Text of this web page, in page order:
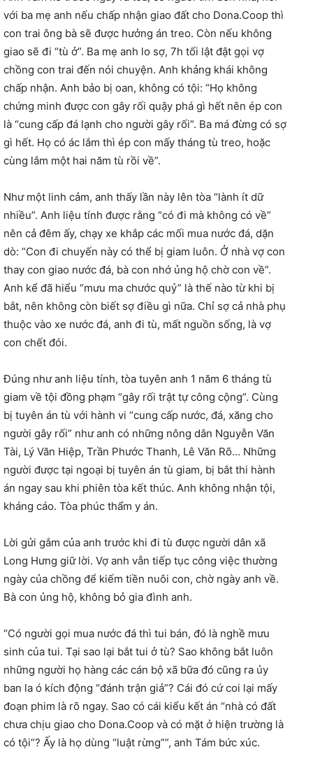
với ba mẹ anh nếu chấp nhận giao đất cho Dona.Coop thì
con trai ông bà sẽ được hưởng án treo. Còn nếu không
giao sẽ đi “tù ở”. Ba mẹ anh lo sợ, 7h tối lật đật gọi vợ
chồng con trai đến nói chuyện. Anh khảng khái không
chấp nhận. Anh bảo bị oan, không có tội: “Họ không
chứng minh được con gây rối quậy phá gì hết nên ép con
là “cung cấp đá lạnh cho người gây rối”. Ba má đừng có sợ
gì hết. Họ có ác lắm thì ép con mấy tháng tù treo, hoặc
cùng lắm một hai năm tù rồi về”.
Như một linh cảm, anh thấy lần này lên tòa “lành ít dữ
nhiều”. Anh liệu tính được rằng “có đi mà không có về”
nên cả đêm ấy, chạy xe khắp các mối mua nước đá, dặn
dò: “Con đi chuyến này có thể bị giam luôn. Ở nhà vợ con
thay con giao nước đá, bà con nhớ ủng hộ chờ con về”.
Anh kể đã hiểu “mưu ma chước quỷ” là thế nào từ khi bị
bắt, nên không còn biết sợ điều gì nữa. Chỉ sợ cả nhà phụ
thuộc vào xe nước đá, anh đi tù, mất nguồn sống, là vợ
con chết đói.
Đúng như anh liệu tính, tòa tuyên anh 1 năm 6 tháng tù
giam về tội đồng phạm “gây rối trật tự công cộng”. Cùng
bị tuyên án tù với hành vi “cung cấp nước, đá, xăng cho
người gây rối” như anh có những nông dân Nguyễn Văn
Tài, Lý Văn Hiệp, Trần Phước Thanh, Lê Văn Rõ… Những
người được tại ngoại bị tuyên án tù giam, bị bắt thi hành
án ngay sau khi phiên tòa kết thúc. Anh không nhận tội,
kháng cáo. Tòa phúc thẩm y án.
Lời gửi gắm của anh trước khi đi tù được người dân xã
Long Hưng giữ lời. Vợ anh vẫn tiếp tục công việc thường
ngày của chồng để kiếm tiền nuôi con, chờ ngày anh về.
Bà con ủng hộ, không bỏ gia đình anh.
“Có người gọi mua nước đá thì tui bán, đó là nghề mưu
sinh của tui. Tại sao lại bắt tui ở tù? Sao không bắt luôn
những người họ hàng các cán bộ xã bữa đó cũng ra ủy
ban la ó kích động “đánh trận giả”? Cái đó cứ coi lại mấy
đoạn phim là rõ ngay. Sao có cái kiểu kết án “nhà có đất
chưa chịu giao cho Dona.Coop và có mặt ở hiện trường là
có tội”? Ấy là họ dùng “luật rừng””, anh Tám bức xúc.